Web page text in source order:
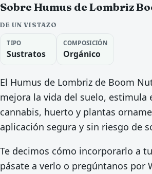
Sobre Humus de Lombriz
DE UN VISTAZO
TIPO
Sustratos
COMPOSICIÓN
Orgánico
El Humus de Lombriz de Boom
mejora la vida del suelo,
cannabis, huerto y plantas
aplicación segura y sin riesgo de
Te decimos cómo incorporarlo a
pásate a verlo o pregúntanos por